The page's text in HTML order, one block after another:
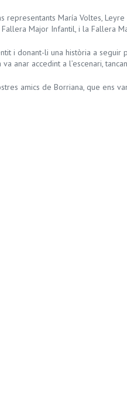
representants María Voltes,
Major Infantil, i la Fallera
i donant-li una història a seguir
anar accedint a l’escenari,
amics de Borriana, que ens